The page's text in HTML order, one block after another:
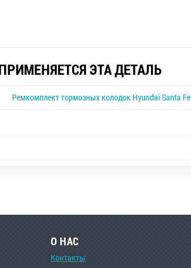
ЭТА ДЕТАЛЬ
Ремкомплект тормозных колодок Hyundai Santa Fe
О НАС
Контакты